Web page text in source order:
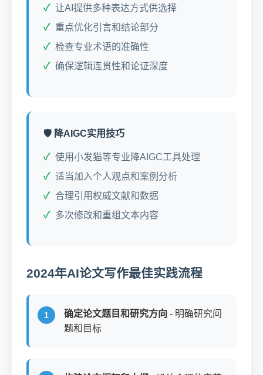
让AI提供多种表达方式供选择
重点优化引言和结论部分
检查专业术语的准确性
确保逻辑连贯性和论证深度
🛡️ 降AIGC实用技巧
使用小发猫等专业降AIGC工具处理
适当加入个人观点和案例分析
合理引用权威文献和数据
多次修改和重组文本内容
2024年AI论文写作最佳实践流程
确定论文题目和研究方向 - 明确研究问
题和目标